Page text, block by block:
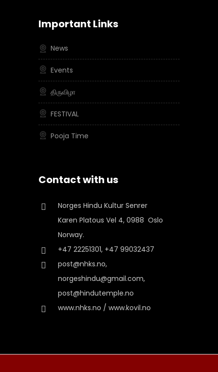
Important Links
News
Events
திருவிழா
FESTIVAL
Pooja Time
Contact with us
Norges Hindu Kultur Senrer
Karen Platous Vel 4, 0988 Oslo
Norway.
+47 22251301, +47 99032437
post@nhks.no,
norgeshindu@gmail.com,
post@hindutemple.no
www.nhks.no / www.kovil.no